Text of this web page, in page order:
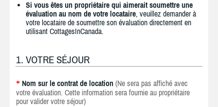
Si vous êtes un propriétaire qui aimerait soumettre une
évaluation au nom de votre locataire, veuillez demander à
votre locataire de soumettre son évaluation directement en
utilisant CottagesInCanada.
1. VOTRE SÉJOUR
* Nom sur le contrat de location (Ne sera pas affiché avec
votre évaluation. Cette information sera fournie au propriétaire
pour valider votre séjour)